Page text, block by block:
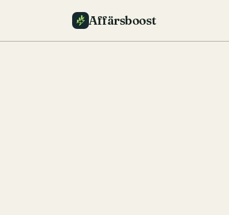
Affärsboost